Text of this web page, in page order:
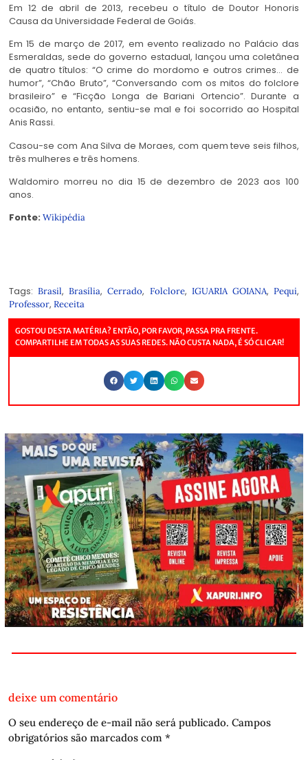
Em 12 de abril de 2013, recebeu o título de Doutor Honoris
Causa da Universidade Federal de Goiás.
Em 15 de março de 2017, em evento realizado no Palácio das
Esmeraldas, sede do governo estadual, lançou uma coletânea
de quatro títulos: “O crime do mordomo e outros crimes… de
humor”, “Chão Bruto”, “Conversando com os mitos do folclore
brasileiro” e “Ficção Longa de Bariani Ortencio”. Durante a
ocasião, no entanto, sentiu-se mal e foi socorrido ao Hospital
Anis Rassi.
Casou-se com Ana Silva de Moraes, com quem teve seis filhos,
três mulheres e três homens.
Waldomiro morreu no dia 15 de dezembro de 2023 aos 100
anos.
Fonte: Wikipédia
Tags:Brasil,Brasília,Cerrado, Folclore, IGUARIA GOIANA,Pequi,
Professor, Receita
GOSTOU DESTA MATÉRIA? ENTÃO, POR FAVOR, PASSA PRA FRENTE.
COMPARTILHE EM TODAS AS SUAS REDES. NÃO CUSTA NADA, É SÓ CLICAR!
deixe um comentário
O seu endereço de e-mail não será publicado. Campos
obrigatórios são marcados com *